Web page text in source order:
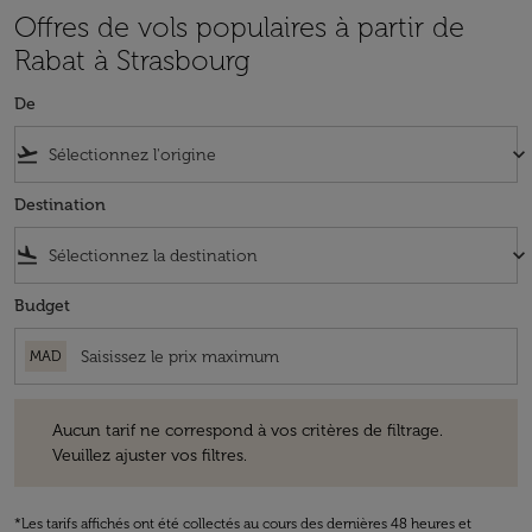
Offres de vols populaires à partir de
Rabat à Strasbourg
De
flight_takeoff keyboard_arrow_down
Destination
flight_land keyboard_arrow_down
Budget
MAD
Aucun tarif ne correspond à vos critères de filtrage.
Veuillez ajuster vos filtres.
*Les tarifs affichés ont été collectés au cours des dernières 48 heures et